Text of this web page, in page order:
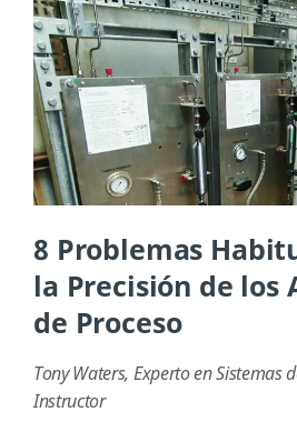
8 Problemas
la Precisión de los
de Proceso
Tony Waters, Experto en Sistemas
Instructor